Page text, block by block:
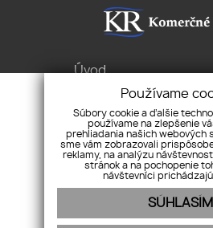
Úvod
Byty Domy Pozemky
Pravidlá cookies
Ochrana osobných
údajov
Sibírska 1, 831 02
+421 2/2 086
Používame
Súbory cookie a ďalšie
používame na zlepšenie
prehliadania našich webových
sme vám zobrazovali
reklamy, na analýzu
stránok a na pochopenie
návštevníci prichádzajú.
SÚHLASÍM